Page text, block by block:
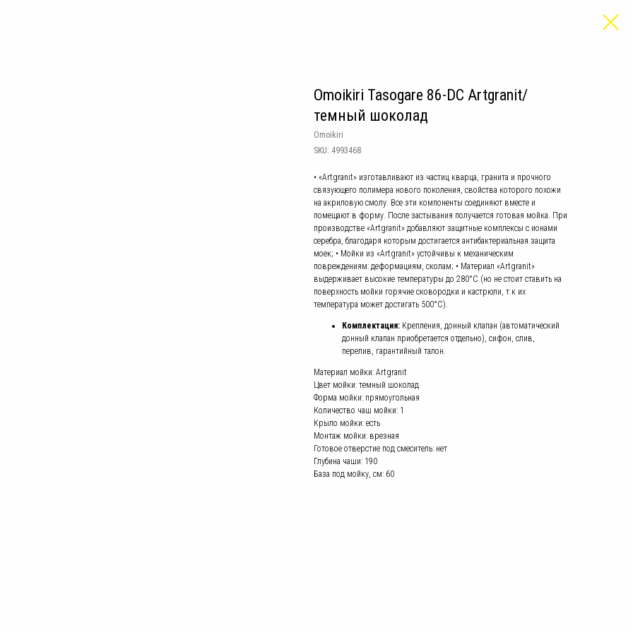
Omoikiri Tasogare 86-DC Artgranit/
темный шоколад
Omoikiri
SKU: 4993468
• «Artgranit» изготавливают из частиц кварца, гранита и прочного
связующего полимера нового поколения, свойства которого похожи
на акриловую смолу. Все эти компоненты соединяют вместе и
помещают в форму. После застывания получается готовая мойка. При
производстве «Artgranit» добавляют защитные комплексы с ионами
серебра, благодаря которым достигается антибактериальная защита
моек; • Мойки из «Artgranit» устойчивы к механическим
повреждениям: деформациям, сколам; • Материал «Artgranit»
выдерживает высокие температуры до 280°С (но не стоит ставить на
поверхность мойки горячие сковородки и кастрюли, т.к их
температура может достигать 500°С).
Комплектация: Крепления, донный клапан (автоматический
донный клапан приобретается отдельно), сифон, слив,
перелив, гарантийный талон.
Материал мойки: Artgranit
Цвет мойки: темный шоколад
Форма мойки: прямоугольная
Количество чаш мойки: 1
Крыло мойки: есть
Монтаж мойки: врезная
Готовое отверстие под смеситель: нет
Глубина чаши: 190
База под мойку, см: 60